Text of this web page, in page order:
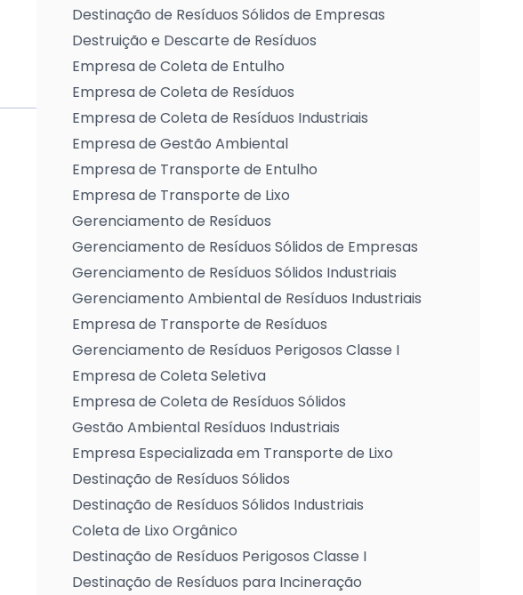
Destinação de Resíduos Sólidos de Empresas
Destruição e Descarte de Resíduos
Empresa de Coleta de Entulho
Empresa de Coleta de Resíduos
Empresa de Coleta de Resíduos Industriais
Empresa de Gestão Ambiental
Empresa de Transporte de Entulho
Empresa de Transporte de Lixo
Gerenciamento de Resíduos
Gerenciamento de Resíduos Sólidos de Empresas
Gerenciamento de Resíduos Sólidos Industriais
Gerenciamento Ambiental de Resíduos Industriais
Empresa de Transporte de Resíduos
Gerenciamento de Resíduos Perigosos Classe I
Empresa de Coleta Seletiva
Empresa de Coleta de Resíduos Sólidos
Gestão Ambiental Resíduos Industriais
Empresa Especializada em Transporte de Lixo
Destinação de Resíduos Sólidos
Destinação de Resíduos Sólidos Industriais
Coleta de Lixo Orgânico
Destinação de Resíduos Perigosos Classe I
Destinação de Resíduos para Incineração